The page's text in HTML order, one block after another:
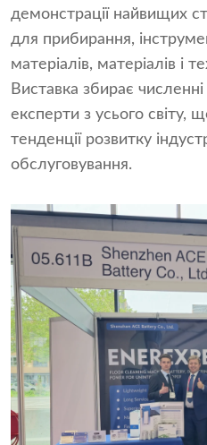
демонстрації найвищих
для прибирання,
матеріалів, матеріалів і
Виставка збирає численні
експерти з усього світу,
тенденції розвитку
обслуговування.